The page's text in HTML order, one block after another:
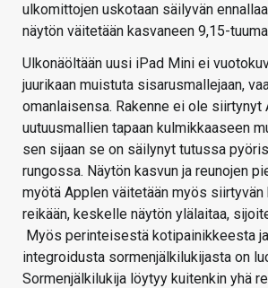
ulkomittojen uskotaan säilyvän
näytön väitetään kasvaneen 9,15-
Ulkonäöltään uusi iPad Mini ei
juurikaan muistuta sisarusmallejaan,
omanlaisensa. Rakenne ei ole siirtynyt
uutuusmallien tapaan kulmikkaaseen
sen sijaan se on säilynyt tutussa
rungossa. Näytön kasvun ja reunojen
myötä Applen väitetään myös siirtyvän
reikään, keskelle näytön ylälaitaa,
Myös perinteisestä kotipainikkeesta
integroidusta sormenjälkilukijasta on
Sormenjälkilukija löytyy kuitenkin yhä